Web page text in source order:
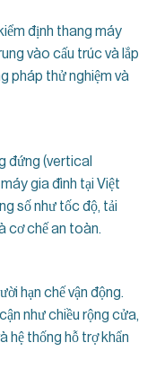
định thang máy
vào cấu trúc và lắp
pháp thử nghiệm và
đứng (vertical
gia đình tại Việt
số như tốc độ, tải
cơ chế an toàn.
hạn chế vận động.
như chiều rộng cửa,
hệ thống hỗ trợ khẩn